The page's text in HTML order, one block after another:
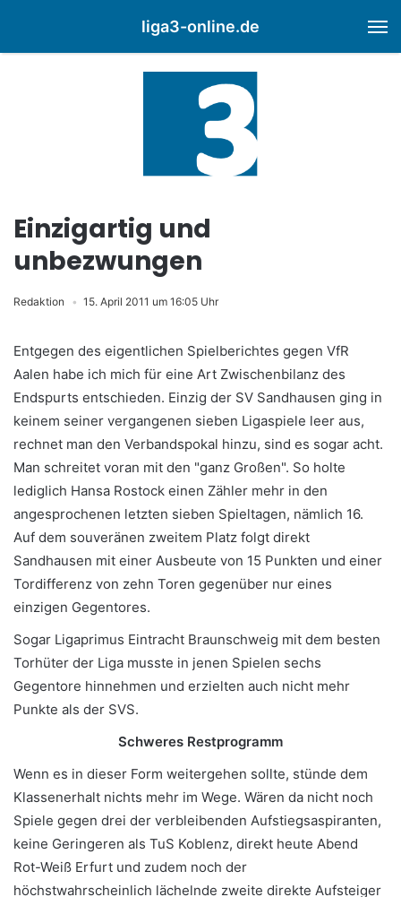
liga3-online.de
Einzigartig und
unbezwungen
Redaktion 15. April 2011 um 16:05 Uhr
Entgegen des eigentlichen Spielberichtes gegen VfR
Aalen habe ich mich für eine Art Zwischenbilanz des
Endspurts entschieden. Einzig der SV Sandhausen ging in
keinem seiner vergangenen sieben Ligaspiele leer aus,
rechnet man den Verbandspokal hinzu, sind es sogar acht.
Man schreitet voran mit den "ganz Großen". So holte
lediglich Hansa Rostock einen Zähler mehr in den
angesprochenen letzten sieben Spieltagen, nämlich 16.
Auf dem souveränen zweitem Platz folgt direkt
Sandhausen mit einer Ausbeute von 15 Punkten und einer
Tordifferenz von zehn Toren gegenüber nur eines
einzigen Gegentores.
Sogar Ligaprimus Eintracht Braunschweig mit dem besten
Torhüter der Liga musste in jenen Spielen sechs
Gegentore hinnehmen und erzielten auch nicht mehr
Punkte als der SVS.
Schweres Restprogramm
Wenn es in dieser Form weitergehen sollte, stünde dem
Klassenerhalt nichts mehr im Wege. Wären da nicht noch
Spiele gegen drei der verbleibenden Aufstiegsaspiranten,
keine Geringeren als TuS Koblenz, direkt heute Abend
Rot-Weiß Erfurt und zudem noch der
höchstwahrscheinlich lächelnde zweite direkte Aufsteiger